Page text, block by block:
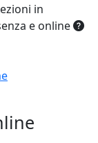
in
e online